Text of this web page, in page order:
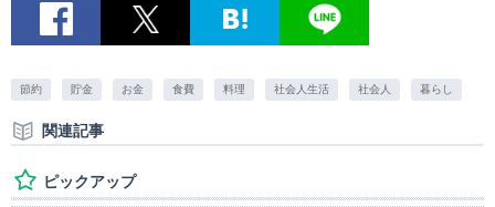
節約 貯金 お金 食費 料理 社会人生活 社会人 暮らし
関連記事
ピックアップ